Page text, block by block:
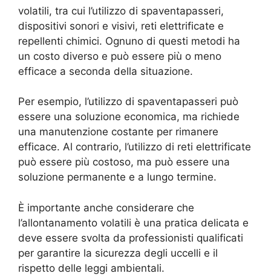
volatili, tra cui l’utilizzo di spaventapasseri,
dispositivi sonori e visivi, reti elettrificate e
repellenti chimici. Ognuno di questi metodi ha
un costo diverso e può essere più o meno
efficace a seconda della situazione.
Per esempio, l’utilizzo di spaventapasseri può
essere una soluzione economica, ma richiede
una manutenzione costante per rimanere
efficace. Al contrario, l’utilizzo di reti elettrificate
può essere più costoso, ma può essere una
soluzione permanente e a lungo termine.
È importante anche considerare che
l’allontanamento volatili è una pratica delicata e
deve essere svolta da professionisti qualificati
per garantire la sicurezza degli uccelli e il
rispetto delle leggi ambientali.